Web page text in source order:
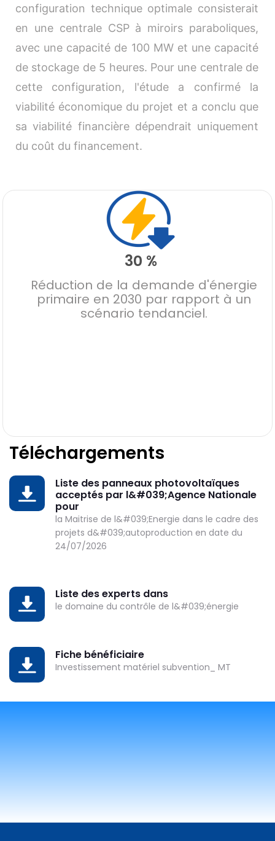
configuration technique optimale consisterait
en une centrale CSP à miroirs paraboliques,
avec une capacité de 100 MW et une capacité
de stockage de 5 heures. Pour une centrale de
cette configuration, l'étude a confirmé la
viabilité économique du projet et a conclu que
sa viabilité financière dépendrait uniquement
du coût du financement.
30 %
Réduction de la demande d'énergie
primaire en 2030 par rapport à un
scénario tendanciel.
Téléchargements
DOWNLOADListe des panneaux photovoltaïques
acceptés par l&#039;Agence Nationale
pour
la Maitrise de l&#039;Energie dans le cadre des
projets d&#039;autoproduction en date du
24/07/2026
DOWNLOADListe des experts dans
le domaine du contrôle de l&#039;énergie
DOWNLOADFiche bénéficiaire
Investissement matériel subvention_ MT
Bonjour 👋
                        Comment je peux vous aider ?
Posez-moi des questions